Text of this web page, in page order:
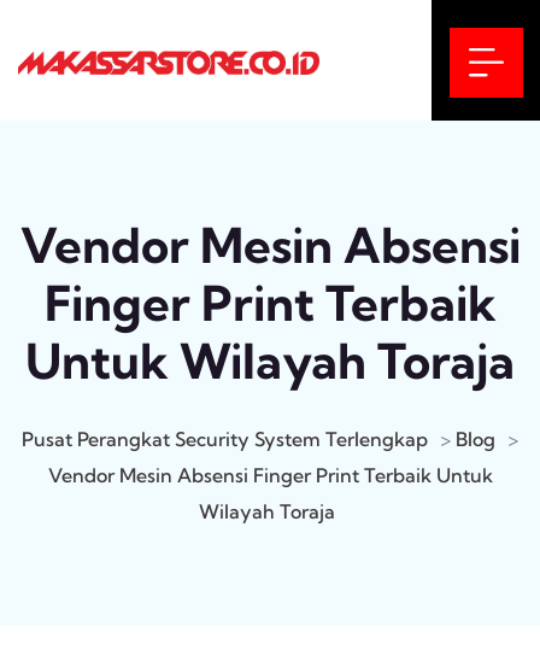
Vendor Mesin Absensi
Finger Print Terbaik
Untuk Wilayah Toraja
Pusat Perangkat Security System Terlengkap > Blog >
Vendor Mesin Absensi Finger Print Terbaik Untuk
Wilayah Toraja